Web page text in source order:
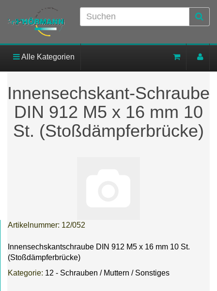
Alle Kategorien
Innensechskant-Schraube
DIN 912 M5 x 16 mm 10
St. (Stoßdämpferbrücke)
Artikelnummer: 12/052
Innensechskantschraube DIN 912 M5 x 16 mm 10 St.
(Stoßdämpferbrücke)
Kategorie: 12 - Schrauben / Muttern / Sonstiges